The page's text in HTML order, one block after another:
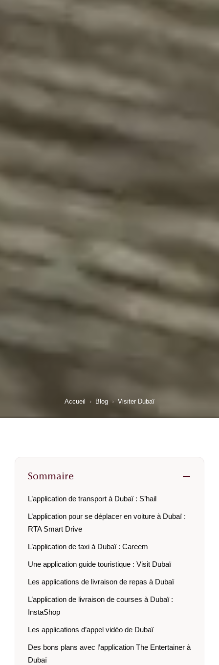
Accueil › Blog › Visiter Dubaï
Sommaire
L’application de transport à Dubaï : S’hail
L’application pour se déplacer en voiture à Dubaï :
RTA Smart Drive
L’application de taxi à Dubaï : Careem
Une application guide touristique : Visit Dubaï
Les applications de livraison de repas à Dubaï
L’application de livraison de courses à Dubaï :
InstaShop
Les applications d’appel vidéo de Dubaï
Des bons plans avec l’application The Entertainer à
Dubaï